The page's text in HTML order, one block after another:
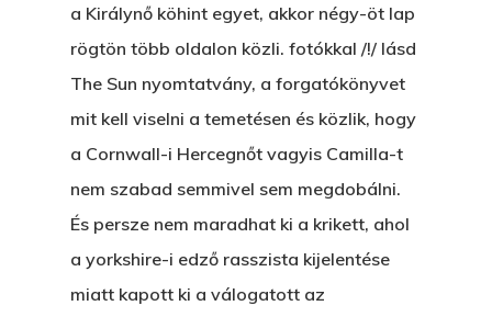
a Királynő köhint egyet, akkor négy-öt lap
rögtön több oldalon közli. fotókkal /!/ lásd
The Sun nyomtatvány, a forgatókönyvet
mit kell viselni a temetésen és közlik, hogy
a Cornwall-i Hercegnőt vagyis Camilla-t
nem szabad semmivel sem megdobálni.
És persze nem maradhat ki a krikett, ahol
a yorkshire-i edző rasszista kijelentése
miatt kapott ki a válogatott az